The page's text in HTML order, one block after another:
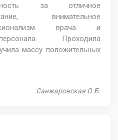
за отличное
внимательное
врача и
Проходила
массу положительных
Санжаровская О.Б.